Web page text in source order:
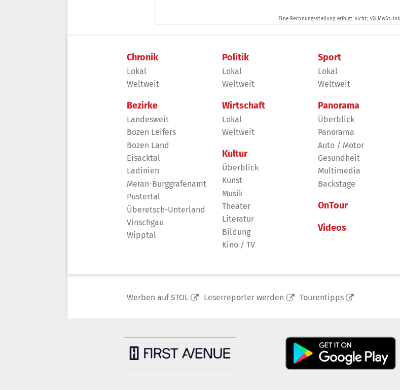
Chronik
Lokal
Weltweit
Bezirke
Landesweit
Bozen Leifers
Bozen Land
Eisacktal
Ladinien
Meran-Burggrafenamt
Pustertal
Überetsch-Unterland
Vinschgau
Wipptal
Politik
Lokal
Weltweit
Wirtschaft
Lokal
Weltweit
Kultur
Überblick
Kunst
Musik
Theater
Literatur
Bildung
Kino / TV
Sport
Lokal
Weltweit
Panorama
Überblick
Panorama
Auto / Motor
Gesundheit
Multimedia
Backstage
OnTour
Videos
Werben auf STOL Leserreporter werden Tourentipps